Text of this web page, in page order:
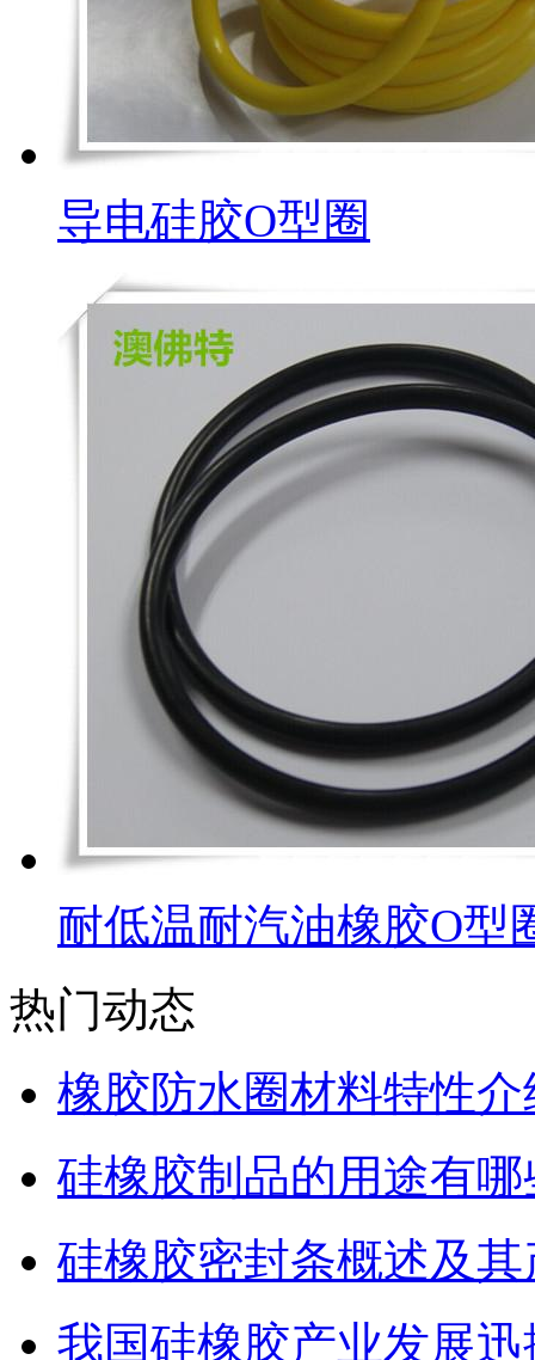
导电硅胶O型圈
耐低温耐汽油橡胶O型
热门动态
橡胶防水圈材料特性介
硅橡胶制品的用途有哪
硅橡胶密封条概述及
我国硅橡胶产业发展